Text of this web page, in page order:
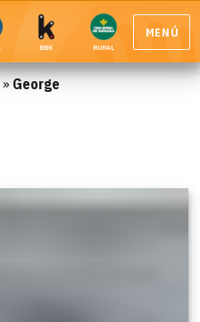
BBK RURAL
MENÚ
» George